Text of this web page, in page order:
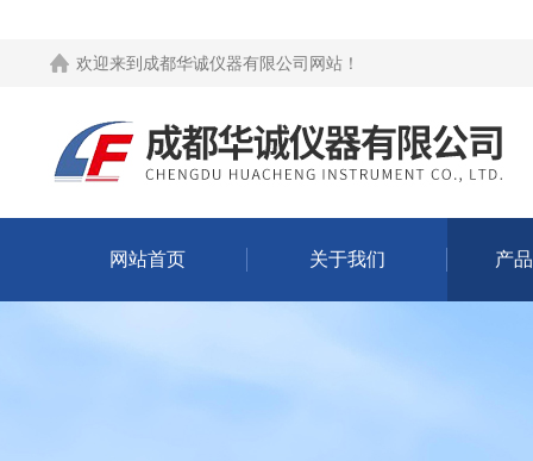
欢迎来到 成都华诚仪器有限公司网站 ！
网站首页 关于我们 产